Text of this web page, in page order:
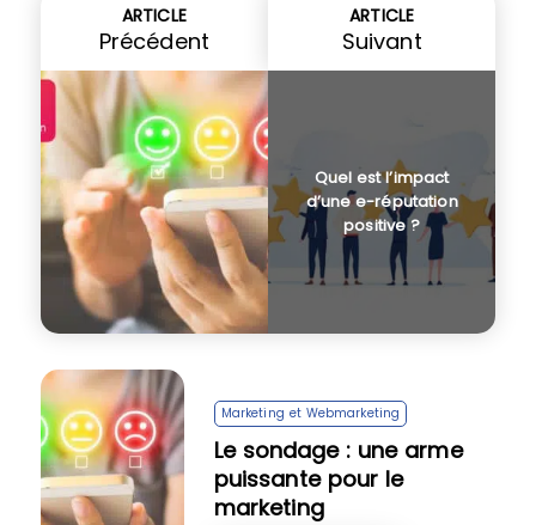
ARTICLE
Précédent
ARTICLE
Suivant
Quel est l’impact
d’une e-réputation
positive ?
Marketing et Webmarketing
Le sondage : une arme
puissante pour le
marketing